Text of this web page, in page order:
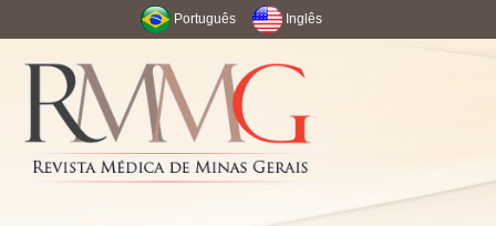
Português Inglês